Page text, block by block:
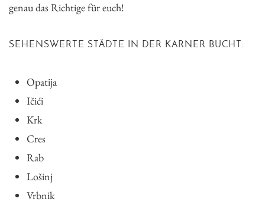
genau das Richtige für euch!
SEHENSWERTE STÄDTE IN DER KARNER BUCHT:
Opatija
Ičići
Krk
Cres
Rab
Lošinj
Vrbnik